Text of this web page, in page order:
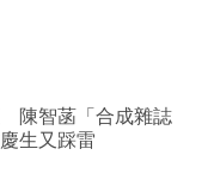
陳智菡「合成雜誌
生又踩雷